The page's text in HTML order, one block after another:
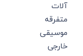
آلات
متفرقه
موسیقی
خارجی